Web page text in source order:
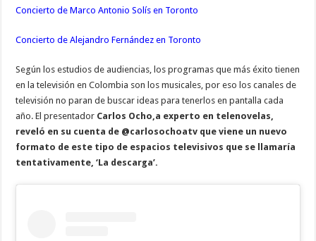
Concierto de Marco Antonio Solís en Toronto
Concierto de Alejandro Fernández en Toronto
Según los estudios de audiencias, los programas que más éxito tienen
en la televisión en Colombia son los musicales, por eso los canales de
televisión no paran de buscar ideas para tenerlos en pantalla cada
año. El presentador Carlos Ocho,a experto en telenovelas,
reveló en su cuenta de @carlosochoatv que viene un nuevo
formato de este tipo de espacios televisivos que se llamaría
tentativamente, ‘La descarga’.